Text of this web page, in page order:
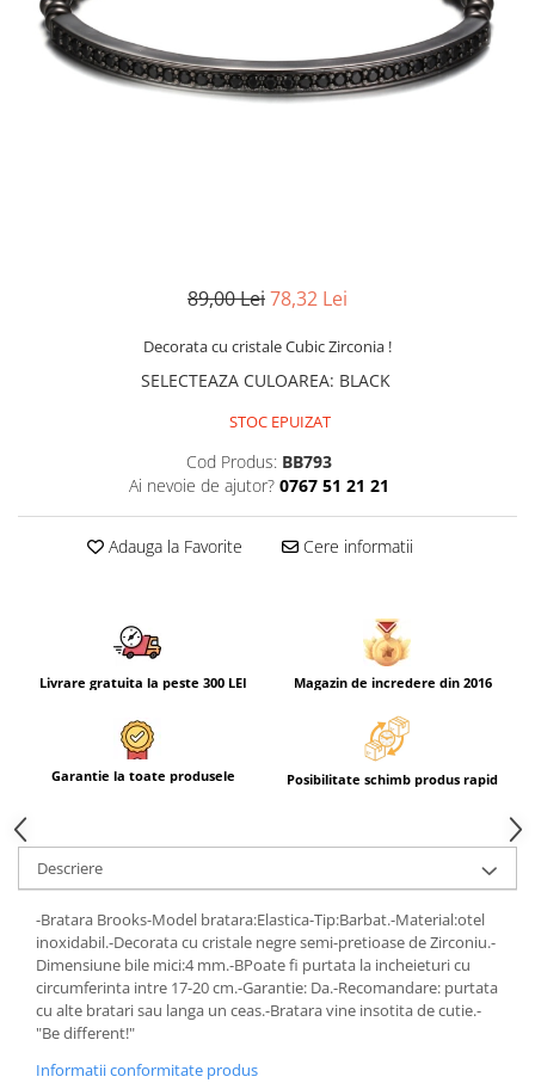
CERCEI
CEASURI DAMA
89,00 Lei78,32 Lei
Decorata cu cristale Cubic Zirconia !
SELECTEAZA CULOAREA: BLACK
STOC EPUIZAT
Cod Produs: BB793
Ai nevoie de ajutor? 0767 51 21 21
Adauga la Favorite Cere informatii
Livrare gratuita la peste 300 LEI Magazin de incredere din 2016
Garantie la toate produsele Posibilitate schimb produs rapid
Descriere
-Bratara Brooks-Model bratara:Elastica-Tip:Barbat.-Material:otel
inoxidabil.-Decorata cu cristale negre semi-pretioase de Zirconiu.-
Dimensiune bile mici:4 mm.-BPoate fi purtata la incheieturi cu
circumferinta intre 17-20 cm.-Garantie: Da.-Recomandare: purtata
cu alte bratari sau langa un ceas.-Bratara vine insotita de cutie.-
"Be different!"
Informatii conformitate produs